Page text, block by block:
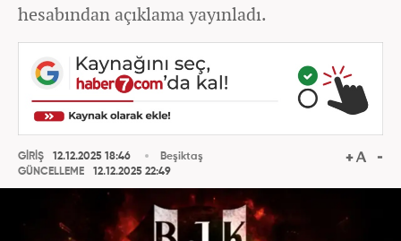
hesabından açıklama yayınladı.
GİRİŞ
12.12.2025 18:46
GÜNCELLEME
12.12.2025 22:49
Beşiktaş